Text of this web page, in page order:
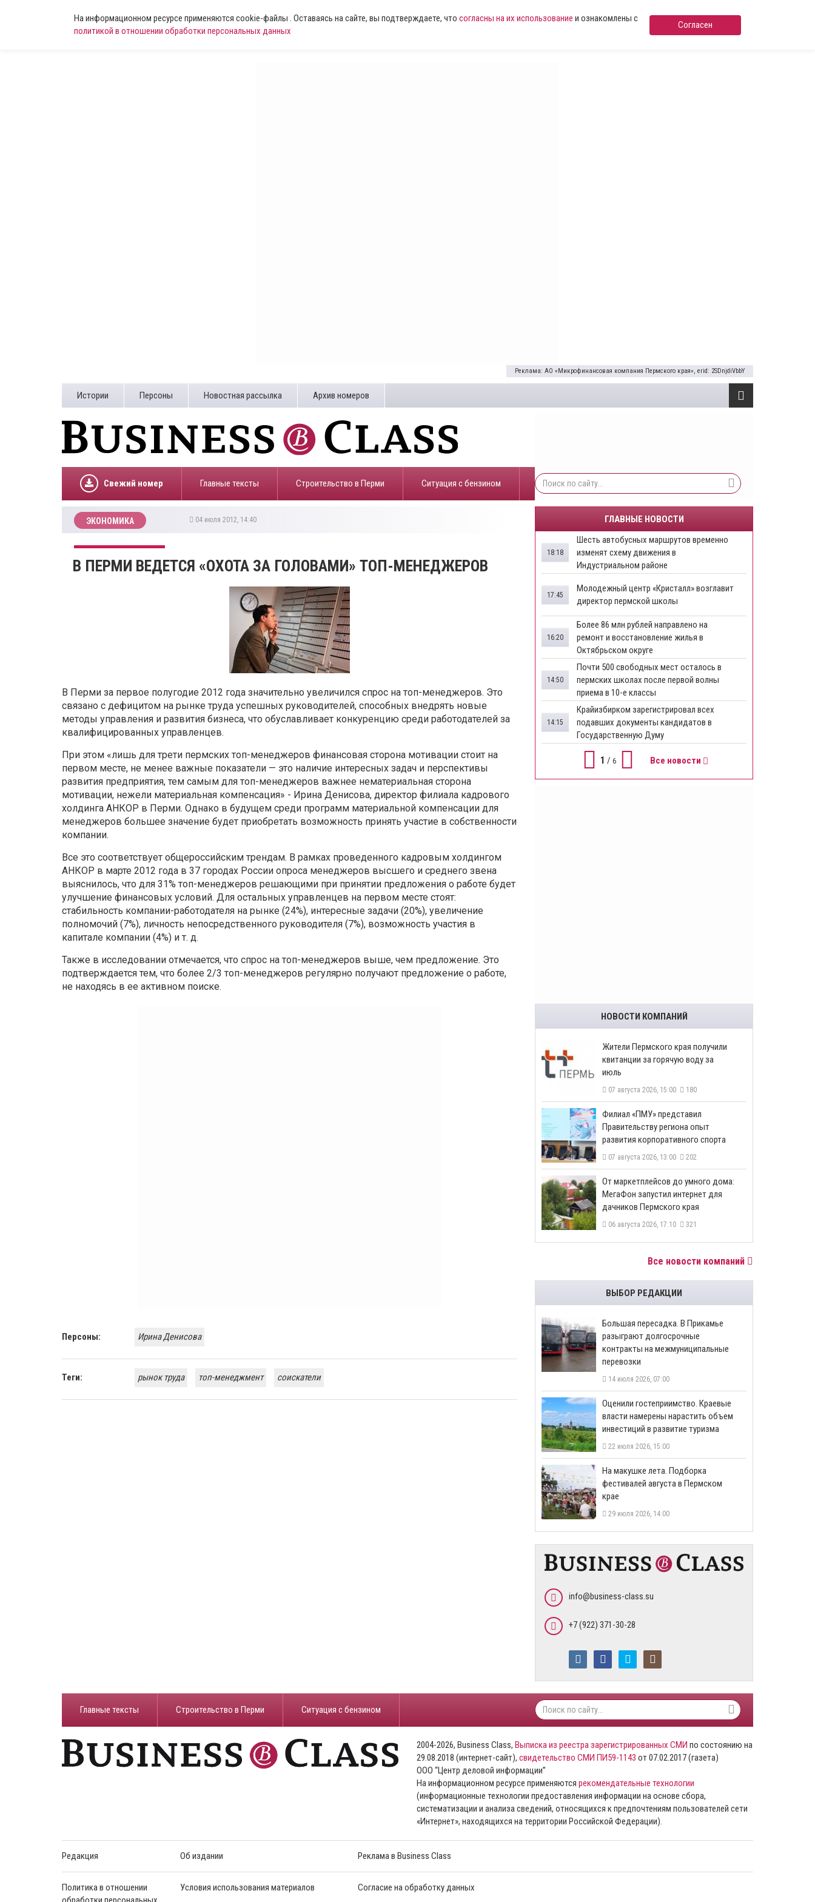
На информационном ресурсе применяются cookie-файлы . Оставаясь на сайте, вы подтверждаете, что согласны на их использование и ознакомлены с
политикой в отношении обработки персональных данных
Согласен
Реклама: АО «Микрофинансовая компания Пермского края», erid: 2SDnjdiVbbY
Истории Персоны Новостная рассылка Архив номеров
Свежий номер Главные тексты Строительство в Перми ​Ситуация с бензином
ЭКОНОМИКА 04 июля 2012, 14:40
В ПЕРМИ ВЕДЕТСЯ «ОХОТА ЗА ГОЛОВАМИ» ТОП-МЕНЕДЖЕРОВ
В Перми за первое полугодие 2012 года значительно увеличился спрос на топ-менеджеров. Это
связано с дефицитом на рынке труда успешных руководителей, способных внедрять новые
методы управления и развития бизнеса, что обуславливает конкуренцию среди работодателей за
квалифицированных управленцев.
При этом «лишь для трети пермских топ-менеджеров финансовая сторона мотивации стоит на
первом месте, не менее важные показатели — это наличие интересных задач и перспективы
развития предприятия, тем самым для топ-менеджеров важнее нематериальная сторона
мотивации, нежели материальная компенсация» - Ирина Денисова, директор филиала кадрового
холдинга АНКОР в Перми. Однако в будущем среди программ материальной компенсации для
менеджеров большее значение будет приобретать возможность принять участие в собственности
компании.
Все это соответствует общероссийским трендам. В рамках проведенного кадровым холдингом
АНКОР в марте 2012 года в 37 городах России опроса менеджеров высшего и среднего звена
выяснилось, что для 31% топ-менеджеров решающими при принятии предложения о работе будет
улучшение финансовых условий. Для остальных управленцев на первом месте стоят:
стабильность компании-работодателя на рынке (24%), интересные задачи (20%), увеличение
полномочий (7%), личность непосредственного руководителя (7%), возможность участия в
капитале компании (4%) и т. д.
Также в исследовании отмечается, что спрос на топ-менеджеров выше, чем предложение. Это
подтверждается тем, что более 2/3 топ-менеджеров регулярно получают предложение о работе,
не находясь в ее активном поиске.
Персоны: Ирина Денисова
Теги: рынок труда топ-менеджмент соискатели
ГЛАВНЫЕ НОВОСТИ
Шесть автобусных маршрутов временно
изменят схему движения в
Индустриальном районе
18:18
Молодежный центр «Кристалл» возглавит
директор пермской школы
17:45
Более 86 млн рублей направлено на
ремонт и восстановление жилья в
Октябрьском округе
16:20
Почти 500 свободных мест осталось в
пермских школах после первой волны
приема в 10-е классы
14:50
Крайизбирком зарегистрировал всех
подавших документы кандидатов в
Государственную Думу
14:15
1 / 6 Все новости
НОВОСТИ КОМПАНИЙ
​Жители Пермского края получили
квитанции за горячую воду за
июль
07 августа 2026, 15:00 180
​Филиал «ПМУ» представил
Правительству региона опыт
развития корпоративного спорта
07 августа 2026, 13:00 202
От маркетплейсов до умного дома:
МегаФон запустил интернет для
дачников Пермского края
06 августа 2026, 17:10 321
Все новости компаний
ВЫБОР РЕДАКЦИИ
Большая пересадка. В Прикамье
разыграют долгосрочные
контракты на межмуниципальные
перевозки
14 июля 2026, 07:00
Оценили гостеприимство. Краевые
власти намерены нарастить объем
инвестиций в развитие туризма
22 июля 2026, 15:00
На макушке лета. Подборка
фестивалей августа в Пермском
крае
29 июля 2026, 14:00
info@business-class.su
+7 (922) 371-30-28
Главные тексты Строительство в Перми ​Ситуация с бензином
2004-2026, Business Class, Выписка из реестра зарегистрированных СМИ по состоянию на
29.08.2018 (интернет-сайт), свидетельство СМИ ПИ59-1143 от 07.02.2017 (газета)
ООО “Центр деловой информации”
На информационном ресурсе применяются рекомендательные технологии
(информационные технологии предоставления информации на основе сбора,
систематизации и анализа сведений, относящихся к предпочтениям пользователей сети
«Интернет», находящихся на территории Российской Федерации).
Редакция Об издании Реклама в Business Class
Политика в отношении
Условия использования материалов Согласие на обработку данных